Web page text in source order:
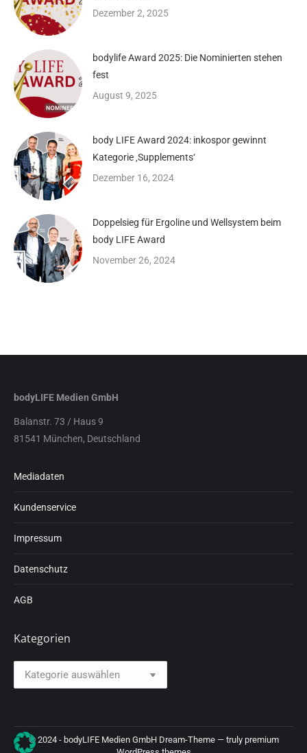
Dezember 2, 2025
bodylife Award 2025: Die Nominierten stehen
fest
August 9, 2025
body LIFE Award 2024: inkospor gewinnt
Kategorie ‚Supplements‘
Dezember 16, 2024
Doppelsieg für Ergoline und Wellsystem beim
body LIFE Award
November 26, 2024
bodyLIFE Medien GmbH
Balanstr. 73 / Haus 9
81541 München, Deutschland
Mediadaten
Kundenservice
Impressum
Datenschutz
AGB
Kategorien
Kategorien
© 2024 - bodyLIFE Medien GmbH Dream-Theme — truly premium